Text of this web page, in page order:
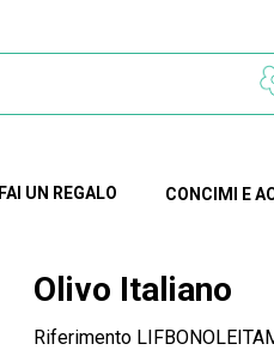
FAI UN REGALO CONCIMI E
Olivo Italiano
Riferimento